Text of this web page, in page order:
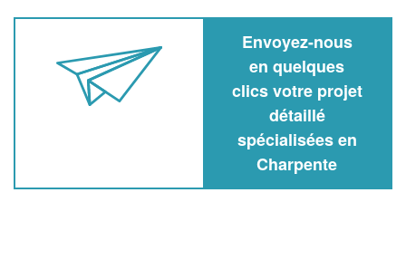
Envoyez-nous
en quelques
clics votre projet
détaillé
spécialisées en
Charpente